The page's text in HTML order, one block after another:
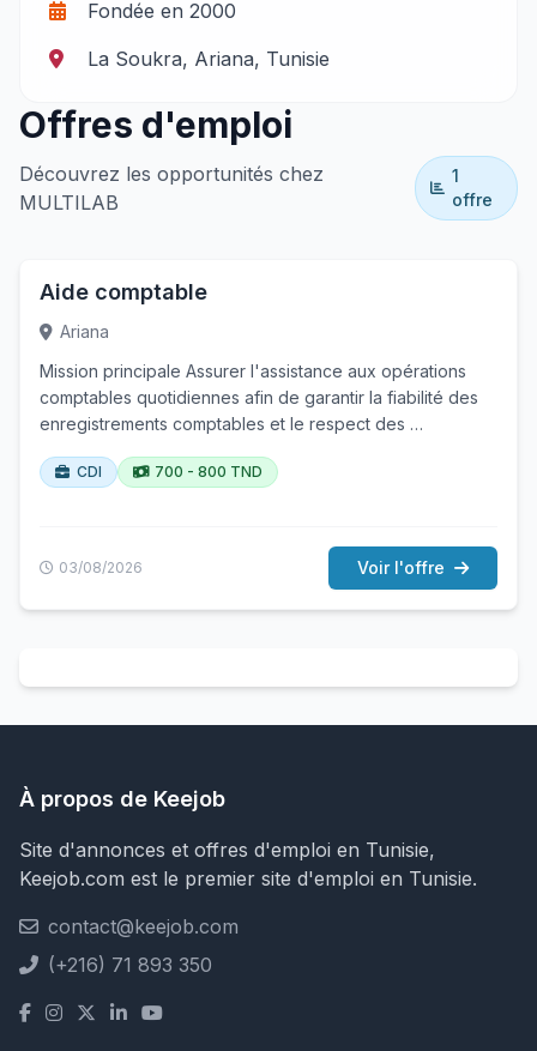
Fondée en 2000
La Soukra, Ariana, Tunisie
Offres d'emploi
Découvrez les opportunités chez
MULTILAB
1
offre
Aide comptable
Ariana
Mission principale Assurer l'assistance aux opérations
comptables quotidiennes afin de garantir la fiabilité des
enregistrements comptables et le respect des …
CDI 700 - 800 TND
03/08/2026 Voir l'offre
À propos de Keejob
Site d'annonces et offres d'emploi en Tunisie,
Keejob.com est le premier site d'emploi en Tunisie.
contact@keejob.com
(+216) 71 893 350